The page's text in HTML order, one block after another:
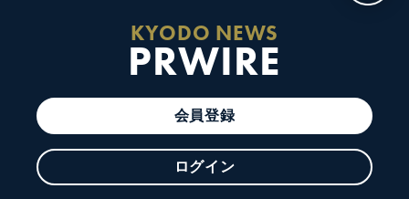
KYODO NEWS
PRWIRE
会員登録
ログイン